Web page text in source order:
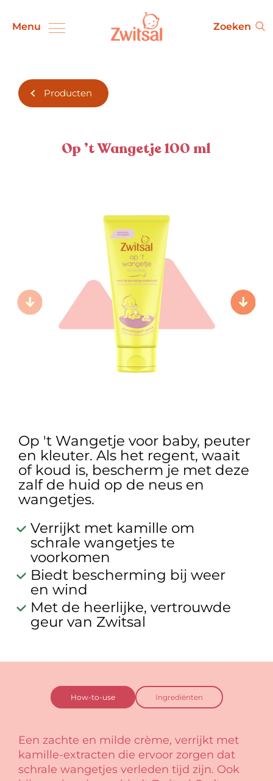
Menu Zoeken
Zwitsal Products
Op 't Wangetje voor baby, peuter
en kleuter. Als het regent, waait
of koud is, bescherm je met deze
zalf de huid op de neus en
wangetjes.
Verrijkt met kamille om
schrale wangetjes te
voorkomen
Biedt bescherming bij weer
en wind
Met de heerlijke, vertrouwde
geur van Zwitsal
Producten
Op ’t Wangetje 100 ml
How-to-use Ingrediënten
Een zachte en milde crème, verrijkt met
kamille-extracten die ervoor zorgen dat
schrale wangetjes verleden tijd zijn. Ook